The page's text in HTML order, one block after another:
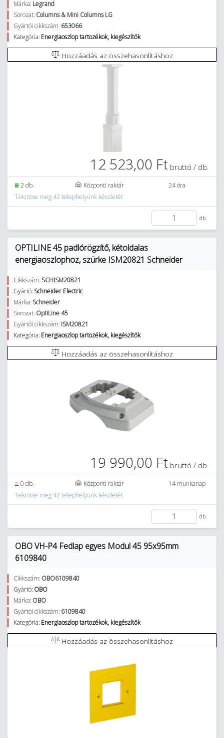
Márka: Legrand
Sorozat: Columns & Mini Columns LG
Gyártói cikkszám: 653066
Kategória: Energiaoszlop tartozékok, kiegészítők
Hozzáadás az összehasonlításhoz
12 523,00 Ft bruttó / db.
2 db. Központi raktár
24 óra
Tekintse meg 42 telephelyünk készletét
db.
OPTILINE 45 padlórögzítő, kétoldalas
energiaoszlophoz, szürke ISM20821 Schneider
Cikkszám: SCHISM20821
Gyártó: Schneider Electric
Márka: Schneider
Sorozat: OptiLine 45
Gyártói cikkszám: ISM20821
Kategória: Energiaoszlop tartozékok, kiegészítők
Hozzáadás az összehasonlításhoz
19 990,00 Ft bruttó / db.
0 db. Központi raktár
14 munkanap
Tekintse meg 42 telephelyünk készletét
db.
OBO VH-P4 Fedlap egyes Modul 45 95x95mm
6109840
Cikkszám: OBO6109840
Gyártó: OBO
Márka: OBO
Gyártói cikkszám: 6109840
Kategória: Energiaoszlop tartozékok, kiegészítők
Hozzáadás az összehasonlításhoz